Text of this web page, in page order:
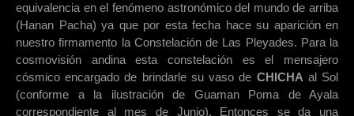
equivalencia en el fenómeno astronómico del mundo de arriba
(Hanan Pacha) ya que por esta fecha hace su aparición en
nuestro firmamento la Constelación de Las Pleyades. Para la
cosmovisión andina esta constelación es el mensajero
cósmico encargado de brindarle su vaso de CHICHA al Sol
(conforme a la ilustración de Guaman Poma de Ayala
correspondiente al mes de Junio). Entonces se da una